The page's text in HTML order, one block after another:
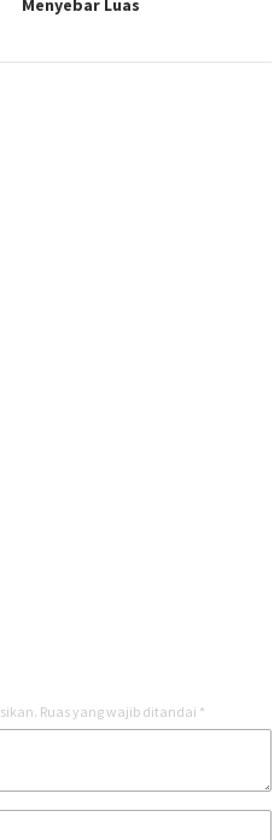
Menyebar Luas
Ruas yang wajib ditandai *